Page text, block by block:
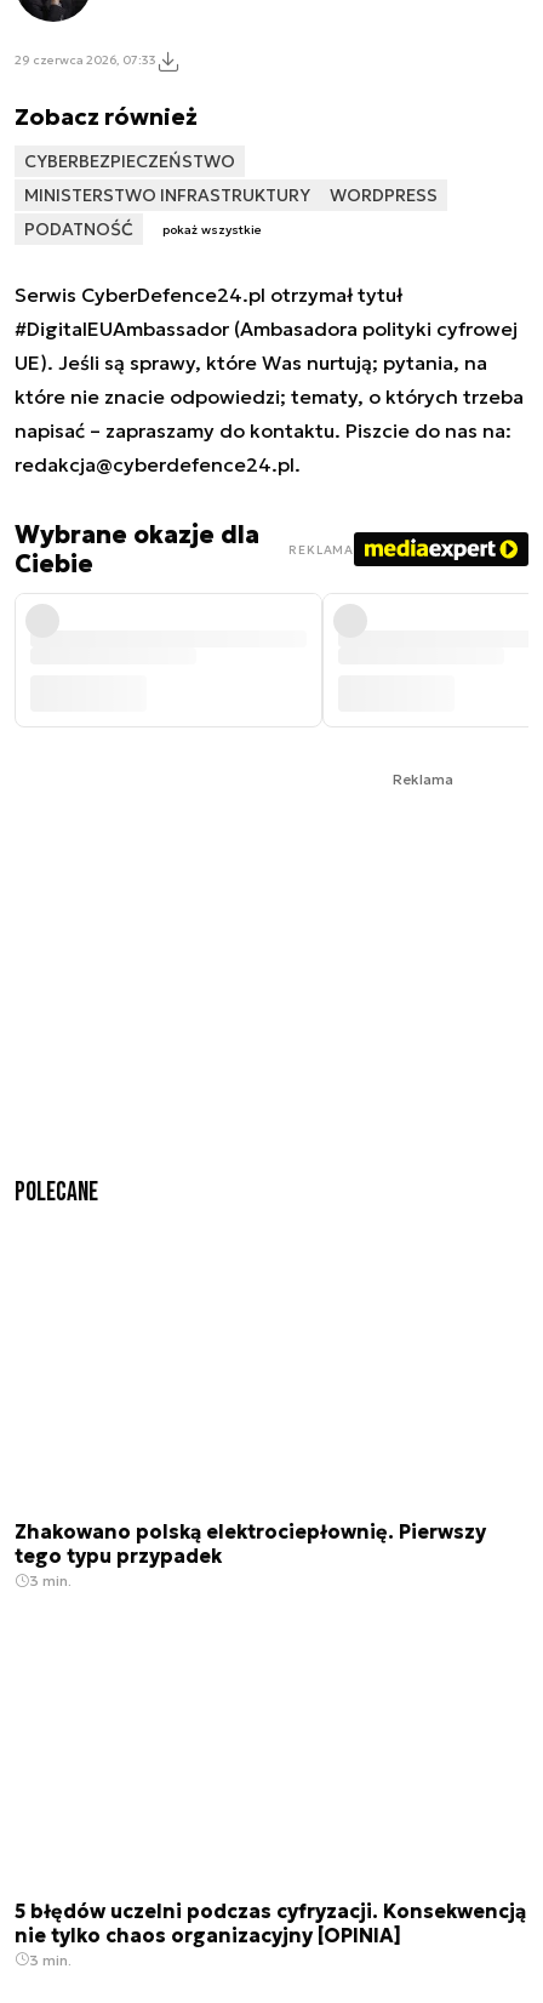
29 czerwca 2026, 07:33
Zobacz również
CYBERBEZPIECZEŃSTWO
MINISTERSTWO INFRASTRUKTURY
WORDPRESS
PODATNOŚĆ
pokaż wszystkie
Serwis CyberDefence24.pl otrzymał tytuł
#DigitalEUAmbassador (Ambasadora polityki cyfrowej
UE). Jeśli są sprawy, które Was nurtują; pytania, na
które nie znacie odpowiedzi; tematy, o których trzeba
napisać – zapraszamy do kontaktu. Piszcie do nas na:
redakcja@cyberdefence24.pl.
Wybrane okazje dla
Ciebie
REKLAMA
Reklama
Polecane
Zhakowano polską elektrociepłownię. Pierwszy
tego typu przypadek
3 min.
5 błędów uczelni podczas cyfryzacji. Konsekwencją
nie tylko chaos organizacyjny [OPINIA]
3 min.